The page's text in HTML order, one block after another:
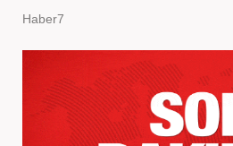
Haber7